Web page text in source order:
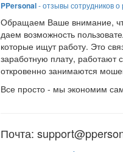
PPersonal- отзывы сотрудников
Обращаем Ваше внимание,
даем возможность
которые ищут работу. Это
заработную плату,
откровенно занимаются
Все просто - мы экономим
Почта: